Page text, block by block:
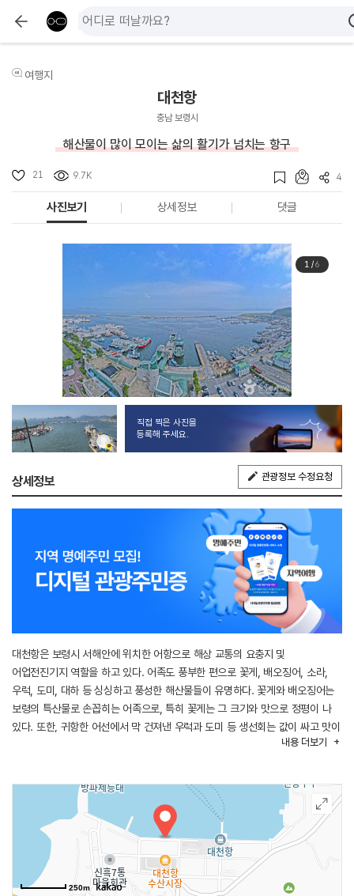
여행지
대천항
충남 보령시
해산물이 많이 모이는 삶의 활기가 넘치는 항구
21 9.7K 4
사진보기 상세정보 댓글
1/6
직접 찍은 사진을
등록해 주세요.
상세정보 관광정보 수정요청
대천항은 보령시 서해안에 위치한 어항으로 해상 교통의 요충지 및
어업전진기지 역할을 하고 있다. 어족도 풍부한 편으로 꽃게, 배오징어, 소라,
우럭, 도미, 대하 등 싱싱하고 풍성한 해산물들이 유명하다. 꽃게와 배오징어는
보령의 특산물로 손꼽히는 어족으로, 특히 꽃게는 그 크기와 맛으로 정평이 나
있다. 또한, 귀항한 어선에서 막 건져낸 우럭과 도미 등 생선회는 값이 싸고 맛이
후에는 싱싱한 해산물을 직접 구매하기 위해 몰려드는 외지인을 위한
수산시장이 들어선다. 또한 항구 내 연안여객선 터미널은 대천 앞바다의 섬 중
삽시도 등 육지에서 도로로 연결되지 않은 섬으로 통하는 여객선이 출발한다.
대천항은 국도 40호선에서 대천항로, 보령 시내에서 해안로를 통해 접근할 수
있으며, 서해안고속도로 대천 IC가 가깝다. 주변에는 보령해저터널,
보령해저터널홍보관, 대천해수욕장, 짚스카이라운지 등이 있다.
내용 더보기
250m